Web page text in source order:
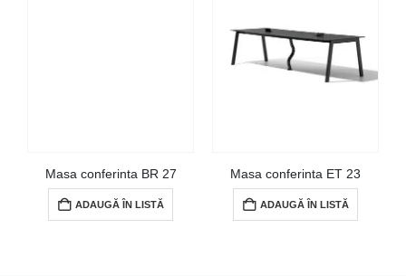
Masa conferinta BR 27
ADAUGĂ ÎN LISTĂ
Masa conferinta ET 23
ADAUGĂ ÎN LISTĂ